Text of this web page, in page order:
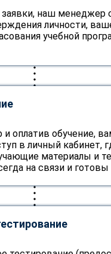
заявки, наш менеджер
личности,
учебной
оплатив обучение,
в личный кабинет,
материалы и
на связи и готовы